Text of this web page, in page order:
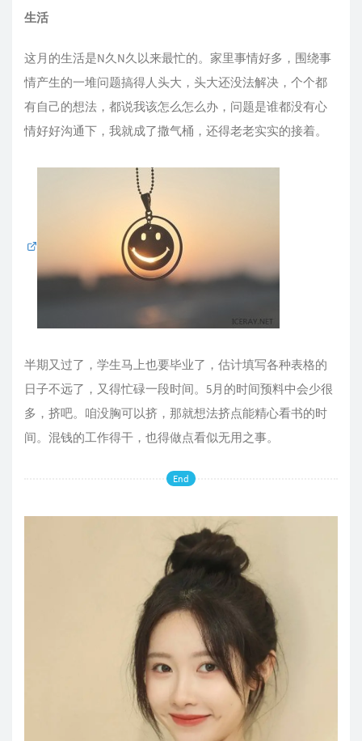
生活
这月的生活是N久N久以来最忙的。家里事情好多，围绕事
情产生的一堆问题搞得人头大，头大还没法解决，个个都
有自己的想法，都说我该怎么怎么办，问题是谁都没有心
情好好沟通下，我就成了撒气桶，还得老老实实的接着。
半期又过了，学生马上也要毕业了，估计填写各种表格的
日子不远了，又得忙碌一段时间。5月的时间预料中会少很
多，挤吧。咱没胸可以挤，那就想法挤点能精心看书的时
间。混钱的工作得干，也得做点看似无用之事。
End